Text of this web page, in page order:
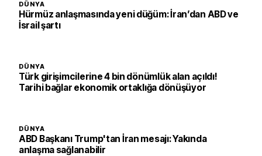
DÜNYA
Hürmüz anlaşmasında yeni düğüm: İran’dan ABD ve
İsrail şartı
DÜNYA
Türk girişimcilerine 4 bin dönümlük alan açıldı!
Tarihi bağlar ekonomik ortaklığa dönüşüyor
DÜNYA
ABD Başkanı Trump'tan İran mesajı: Yakında
anlaşma sağlanabilir